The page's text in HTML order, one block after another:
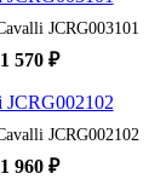
JCRG003101
570 ₽
JCRG002102
960 ₽